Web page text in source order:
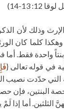
12: 13-14)
وذلك لأن
كلما كان
واحدة فقط. أما
في قوله تعالى {
التي حدّدت نصيب
البنتين، فإن
أما إذا